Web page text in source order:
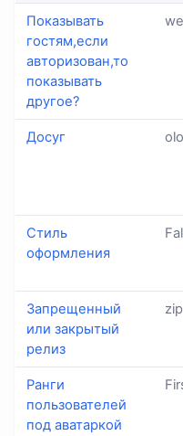
Показывать
гостям,если
авторизован,то
показывать
другое?
Досуг
Стиль
оформления
Запрещенный
или закрытый
релиз
zip
Ранги
пользователей
под аватаркой